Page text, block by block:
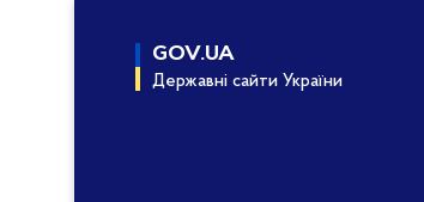
GOV.UA
Державні сайти України